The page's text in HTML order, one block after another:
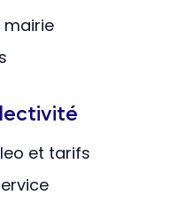
mairie
et tarifs